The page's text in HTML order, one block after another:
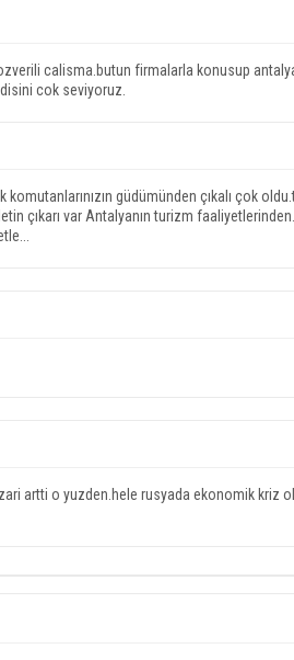
calisma.butun firmalarla konusup
cok seviyoruz.
komutanlarınızın güdümünden çıkalı çok
çıkarı var Antalyanın turizm
artti o yuzden.hele rusyada ekonomik kriz